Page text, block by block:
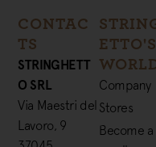
CONTAC
TS
STRINGHETT
O SRL
Via Maestri del
Lavoro, 9
ETTO'S
Company
Stores
Become a